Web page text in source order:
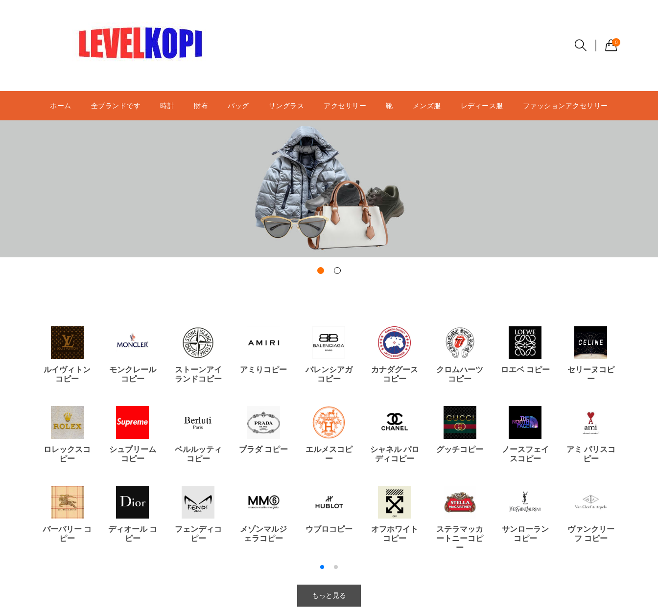
0
ホーム 全ブランドです 時計 財布 バッグ サングラス アクセサリー 靴 メンズ服 レディース服 ファッションアクセサリー
ルイヴィトン
コピー
モンクレール
コピー
ストーンアイ
ランドコピー
アミりコピー
バレンシアガ
コピー
カナダグース
コピー
クロムハーツ
コピー
ロエベ コピー
セリーヌコピ
ー
ロレックスコ
ピー
シュプリーム
コピー
ベルルッティ
コピー
プラダ コピー
エルメスコピ
ー
シャネル パロ
ディコピー
グッチコピー
ノースフェイ
スコピー
アミ パリスコ
ピー
バーバリー コ
ピー
ディオール コ
ピー
フェンディコ
ピー
メゾンマルジ
ェラコピー
ウブロコピー
オフホワイト
コピー
ステラマッカ
ートニーコピ
ー
サンローラン
コピー
ヴァンクリー
フ コピー
もっと見る